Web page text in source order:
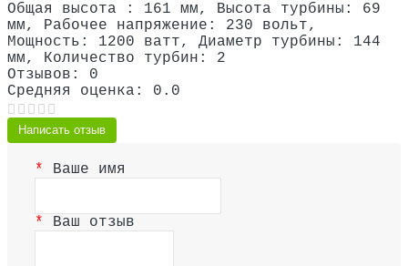
Общая высота : 161 мм, Высота турбины: 69
мм, Рабочее напряжение: 230 вольт,
Мощность: 1200 ватт, Диаметр турбины: 144
мм, Количество турбин: 2
Отзывов: 0
Средняя оценка: 0.0
Написать отзыв
Ваше имя
Ваш отзыв